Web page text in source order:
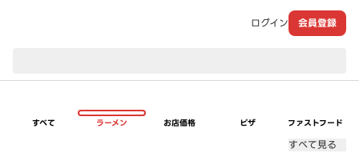
ログイン 会員登録
すべて ラーメン お店価格 ピザ ファストフード
すべて見る